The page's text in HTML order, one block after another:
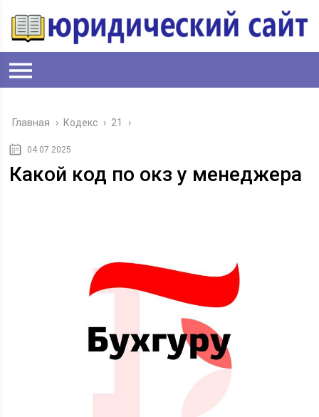
Главная › Кодекс › 21 ›
04.07.2025
Какой код по окз у менеджера